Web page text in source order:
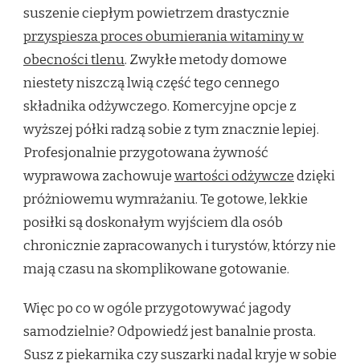
suszenie ciepłym powietrzem drastycznie
przyspiesza proces obumierania witaminy w
obecności tlenu. Zwykłe metody domowe
niestety niszczą lwią część tego cennego
składnika odżywczego. Komercyjne opcje z
wyższej półki radzą sobie z tym znacznie lepiej.
Profesjonalnie przygotowana żywność
wyprawowa zachowujewartości odżywczedzięki
próżniowemu wymrażaniu. Te gotowe, lekkie
posiłki są doskonałym wyjściem dla osób
chronicznie zapracowanych i turystów, którzy nie
mają czasu na skomplikowane gotowanie.
Więc po co w ogóle przygotowywać jagody
samodzielnie? Odpowiedź jest banalnie prosta.
Susz z piekarnika czy suszarki nadal kryje w sobie